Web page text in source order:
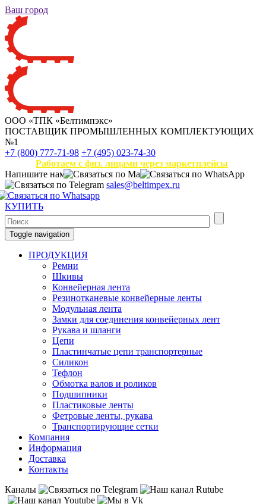
Ваш город
ООО «ТПК «Белтимпэкс»
ПОСТАВЩИК ПРОМЫШЛЕННЫХ КОМПЛЕКТУЮЩИХ
№1
+7 (800) 777-71-98 +7 (495) 023-74-30
Работаем с физ. лицами через маркетплейсы
Напишите нам
sales@beltimpex.ru
КУПИТЬ
Toggle navigation
ПРОДУКЦИЯ
Ремни
Шкивы
Конвейерная лента
Резинотканевые конвейерные ленты
Модульная лента
Замки для соединения конвейерных лент
Рукава и шланги
Цепи
Пластинчатые цепи транспортерные
Силикон
Тефлон
Обмотка валов и роликов
Подшипники
Пластиковые ленты
Фетровые ленты, рукава
Транспортирующие сетки
Компания
Информация
Доставка
Контакты
Каналы